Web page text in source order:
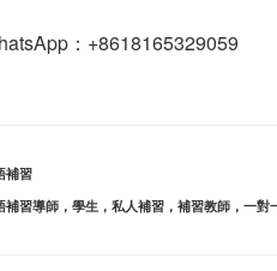
：+8618165329059
補習
補習導師，學生，私人補習，補習教師，一對